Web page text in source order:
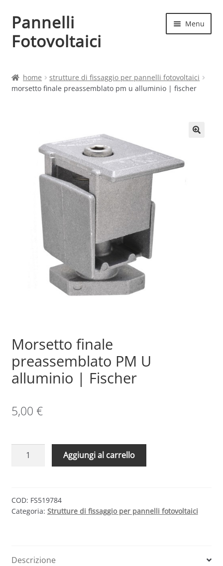
Vai
alla
navigazione
Vai
al
contenuto
Pannelli
Fotovoltaici
Menu
Cart
Chi siamo
My account
Produttori
Sample Page
home
strutture di fissaggio per pannelli fotovoltaici
morsetto finale preassemblato pm u alluminio | fischer
Morsetto finale
preassemblato PM U
alluminio | Fischer
5,00 €
Morsetto
U
alluminio
Aggiungi al carrello
COD: FS519784
Categoria: Strutture di fissaggio per pannelli fotovoltaici
Descrizione